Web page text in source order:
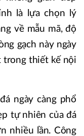
là lựa chọn lý
về mẫu mã, độ
gạch này ngày
trong thiết kế nội
ngày càng phổ
tự nhiên của đá
nhiều lần. Công